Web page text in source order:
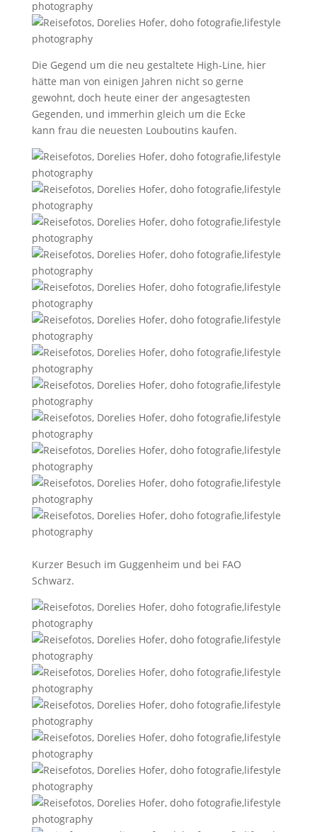
Die Gegend um die neu gestaltete High-Line, hier
hätte man von einigen Jahren nicht so gerne
gewohnt, doch heute einer der angesagtesten
Gegenden, und immerhin gleich um die Ecke
kann frau die neuesten Louboutins kaufen.
Kurzer Besuch im Guggenheim und bei FAO
Schwarz.